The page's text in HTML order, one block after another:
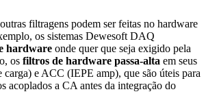
filtragens podem ser feitas no hardware
os sistemas Dewesoft DAQ
hardware onde quer que seja exigido pela
os filtros de hardware passa-alta em seus
e ACC (IEPE amp), que são úteis para
acoplados a CA antes da integração do